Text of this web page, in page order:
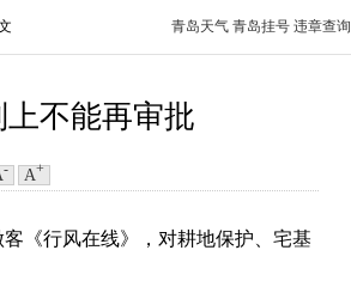
青岛天气 青岛挂号 违章查询
不能再审批
- A+
《行风在线》，对耕地保护、宅基